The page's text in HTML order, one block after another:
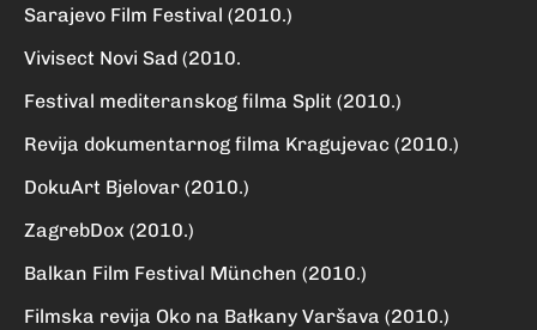
Sarajevo Film Festival (2010.)
Vivisect Novi Sad (2010.
Festival mediteranskog filma Split (2010.)
Revija dokumentarnog filma Kragujevac (2010.)
DokuArt Bjelovar (2010.)
ZagrebDox (2010.)
Balkan Film Festival München (2010.)
Filmska revija Oko na Bałkany Varšava (2010.)